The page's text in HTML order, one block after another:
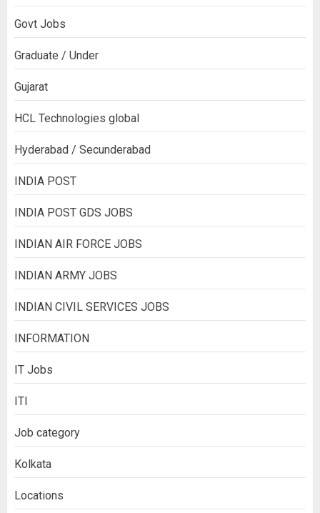
Govt Jobs
Graduate / Under
Gujarat
HCL Technologies global
Hyderabad / Secunderabad
INDIA POST
INDIA POST GDS JOBS
INDIAN AIR FORCE JOBS
INDIAN ARMY JOBS
INDIAN CIVIL SERVICES JOBS
INFORMATION
IT Jobs
ITI
Job category
Kolkata
Locations